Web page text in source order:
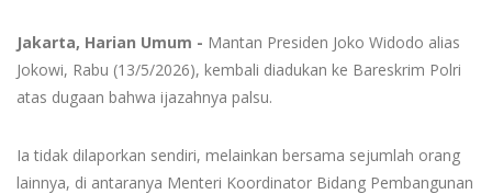
Jakarta, Harian Umum - Mantan Presiden Joko Widodo alias
Jokowi, Rabu (13/5/2026), kembali diadukan ke Bareskrim Polri
atas dugaan bahwa ijazahnya palsu.
Ia tidak dilaporkan sendiri, melainkan bersama sejumlah orang
lainnya, di antaranya Menteri Koordinator Bidang Pembangunan